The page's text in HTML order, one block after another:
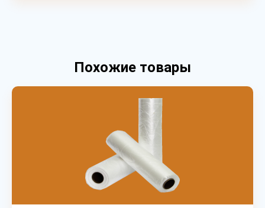
Похожие товары